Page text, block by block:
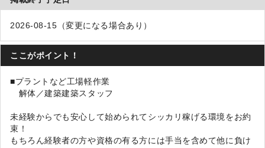
2026-08-15（変更になる場合あり）
ここがポイント！
■プラントなど工場軽作業
解体／建築建築スタッフ
未経験からでも安心して始められてシッカリ稼げる環境をお約
束！
もちろん経験者の方や資格の有る方には手当を含めて他に負け